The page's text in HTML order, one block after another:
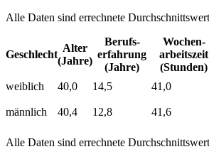
Alle Daten sind errechnete
Geschlecht
Alter
(Jahre)
Berufs­
erfahrung
(Jahre)
Wochen­
arbeitszeit
(Stunden)
weiblich 40,0 14,5 41,0
männlich
40,4 12,8 41,6
Alle Daten sind errechnete